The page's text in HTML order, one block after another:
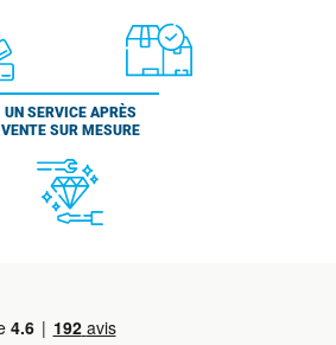
UN SERVICE APRÈS
VENTE SUR MESURE